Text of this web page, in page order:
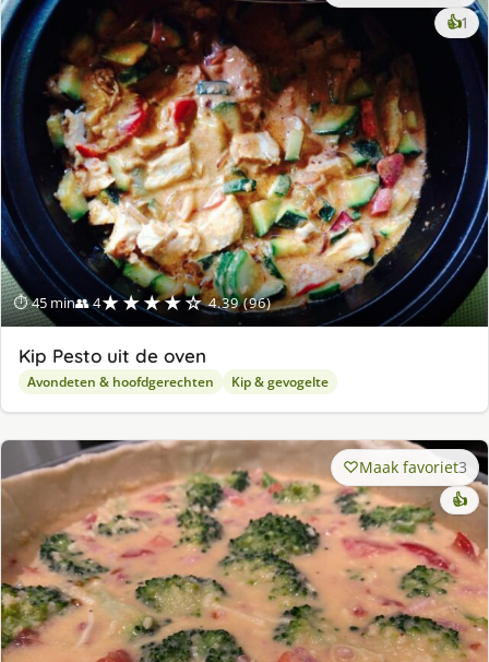
⏱ 45 min👥 4★★★★☆ 4.39 (96)
👍1
Kip Pesto uit de oven
Avondeten & hoofdgerechten Kip & gevogelte
Maak favoriet3
👍